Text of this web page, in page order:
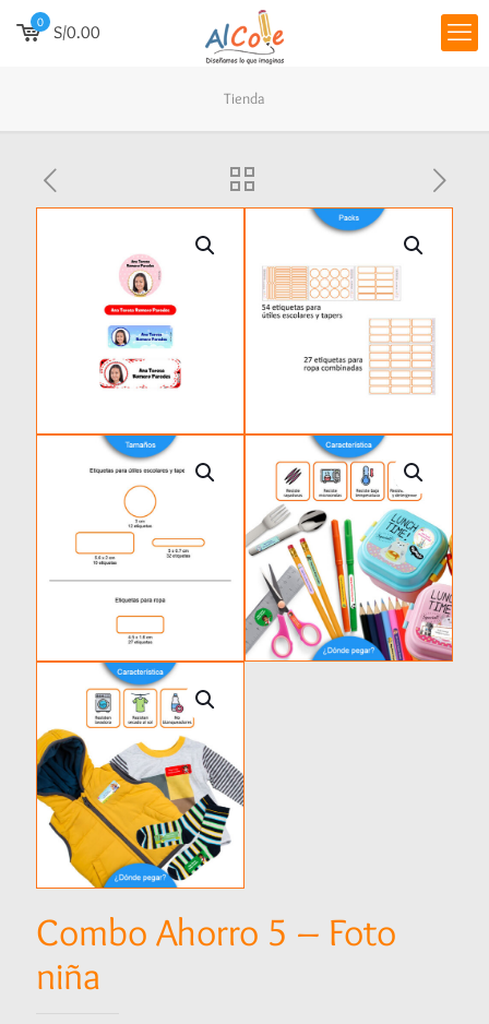
0 S/0.00
Tienda
Combo Ahorro 5 – Foto
niña